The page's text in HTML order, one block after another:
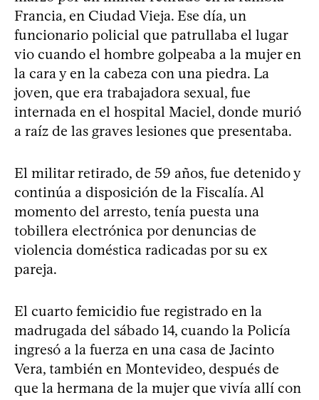
Francia, en Ciudad Vieja. Ese día, un
funcionario policial que patrullaba el lugar
vio cuando el hombre golpeaba a la mujer en
la cara y en la cabeza con una piedra. La
joven, que era trabajadora sexual, fue
internada en el hospital Maciel, donde murió
a raíz de las graves lesiones que presentaba.
El militar retirado, de 59 años, fue detenido y
continúa a disposición de la Fiscalía. Al
momento del arresto, tenía puesta una
tobillera electrónica por denuncias de
violencia doméstica radicadas por su ex
pareja.
El cuarto femicidio fue registrado en la
madrugada del sábado 14, cuando la Policía
ingresó a la fuerza en una casa de Jacinto
Vera, también en Montevideo, después de
que la hermana de la mujer que vivía allí con